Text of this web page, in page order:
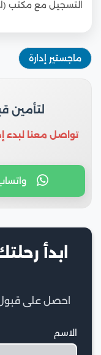
التسجيل مع مكتب
ماجستير إدارة
لتأمين
تواصل معنا لبدء
ابدأ
احصل على
الاسم